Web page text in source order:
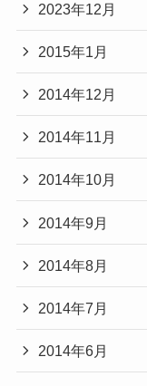
2023年12月
2015年1月
2014年12月
2014年11月
2014年10月
2014年9月
2014年8月
2014年7月
2014年6月